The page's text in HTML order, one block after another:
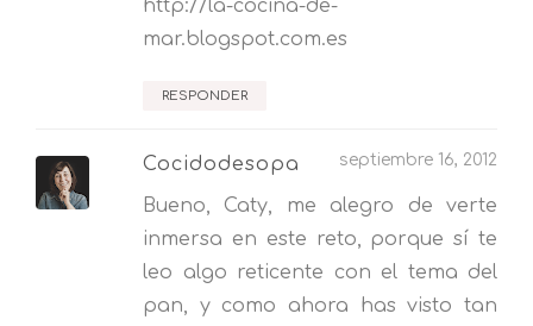
http://la-cocina-de-
mar.blogspot.com.es
RESPONDER
Cocidodesopa septiembre 16, 2012
Bueno, Caty, me alegro de verte
inmersa en este reto, porque sí te
leo algo reticente con el tema del
pan, y como ahora has visto tan